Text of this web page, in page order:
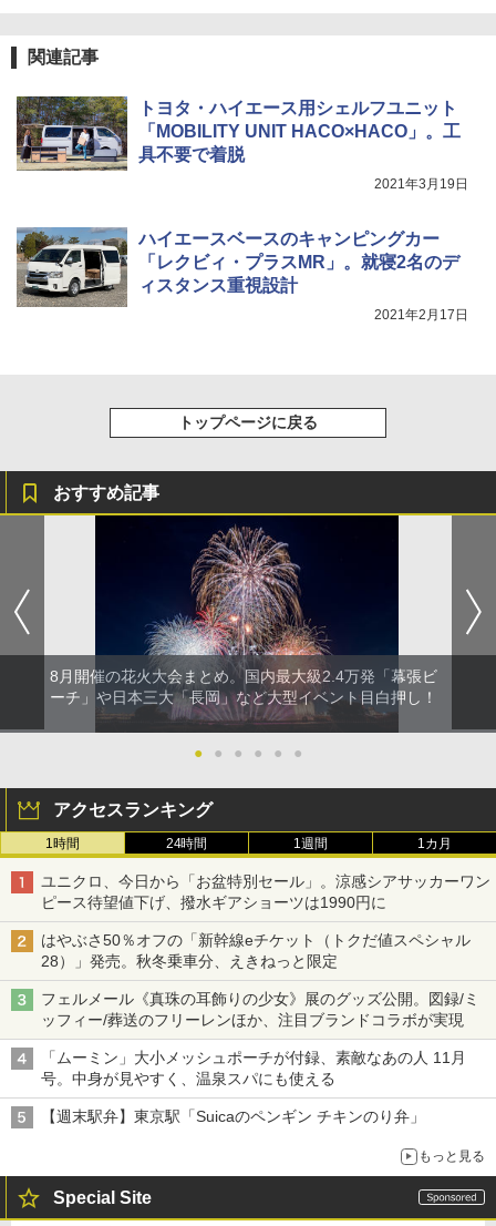
解く (講談社現代新書)
￥1,540
ュ(BC仕様) PATC-150B(EB)
￥9,990
広げるだけ パッとサッとテント キューブワ
イド ブラックコーティング フルクローズ メ
ッシュ 4人用 簡単設置 ポップアップテント P
ATCW-150B エクルベージュ
可能 安全ロック付き 高安全性 金属製耐久 コ
ンパクト多機能設計 持ち運び便利 アウトド
ア/オフィス/教育現場/展示会用 緑
電動エアーポンプ SUP用 20PSI 電動ポンプ
ゴムボート 空気入れ 空気抜き 自動停止 過熱
保護 日光可読lcd 7種類ノズル付き
関連記事
トヨタ・ハイエース用シェルフユニット
「MOBILITY UNIT HACO×HACO」。工
具不要で着脱
2021年3月19日
ハイエースベースのキャンピングカー
「レクビィ・プラスMR」。就寝2名のデ
ィスタンス重視設計
2021年2月17日
トップページに戻る
おすすめ記事
8月開催の花火大会まとめ。国内最大級2.4万発「幕張ビ
ーチ」や日本三大「長岡」など大型イベント目白押し！
● ● ● ● ● ●
アクセスランキング
1時間 24時間 1週間 1カ月
ユニクロ、今日から「お盆特別セール」。涼感シアサッカーワン
ピース待望値下げ、撥水ギアショーツは1990円に
はやぶさ50％オフの「新幹線eチケット（トクだ値スペシャル
28）」発売。秋冬乗車分、えきねっと限定
フェルメール《真珠の耳飾りの少女》展のグッズ公開。図録/ミ
ッフィー/葬送のフリーレンほか、注目ブランドコラボが実現
「ムーミン」大小メッシュポーチが付録、素敵なあの人 11月
号。中身が見やすく、温泉スパにも使える
【週末駅弁】東京駅「Suicaのペンギン チキンのり弁」
もっと見る
Special Site